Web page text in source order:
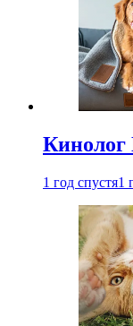
Кинолог
1 год спустя1